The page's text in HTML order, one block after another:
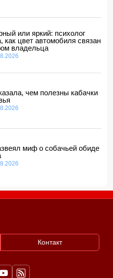
на 9 августа
Алиеву
для повторения
или яркий: психолог
как цвет автомобиля связан
владельца
чем полезны кабачки
миф о собачьей обиде
Контакт